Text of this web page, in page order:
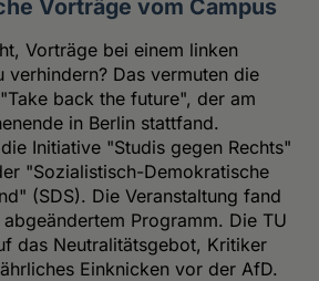
Vorträge vom Campus
Vorträge bei einem linken
verhindern? Das vermuten die
back the future", der am
in Berlin stattfand.
Initiative "Studis gegen Rechts"
"Sozialistisch-Demokratische
(SDS). Die Veranstaltung fand
Programm. Die TU
das Neutralitätsgebot, Kritiker
Einknicken vor der AfD.